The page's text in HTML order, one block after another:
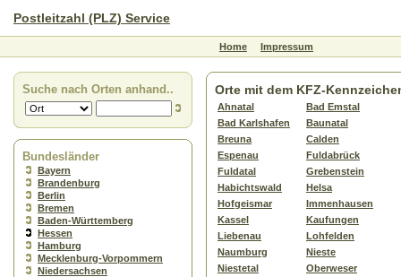
Postleitzahl (PLZ) Service
Home Impressum
Suche nach Orten anhand..
Bundesländer
Bayern
Brandenburg
Berlin
Bremen
Baden-Württemberg
Hessen
Hamburg
Mecklenburg-Vorpommern
Niedersachsen
Orte mit dem KFZ-
Ahnatal
Bad Emstal
Bad Karlshafen
Baunatal
Breuna
Calden
Espenau
Fuldabrück
Fuldatal
Grebenstein
Habichtswald
Helsa
Hofgeismar
Immenhausen
Kassel
Kaufungen
Liebenau
Lohfelden
Naumburg
Nieste
Niestetal
Oberweser